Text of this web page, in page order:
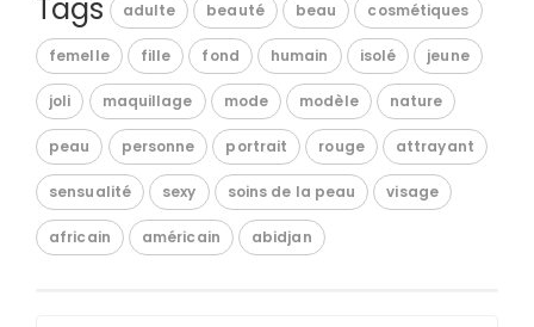
Tags adulte beauté beau cosmétiques
femelle fille fond humain isolé jeune
joli maquillage mode modèle nature
peau personne portrait rouge attrayant
sensualité sexy soins de la peau visage
africain américain abidjan